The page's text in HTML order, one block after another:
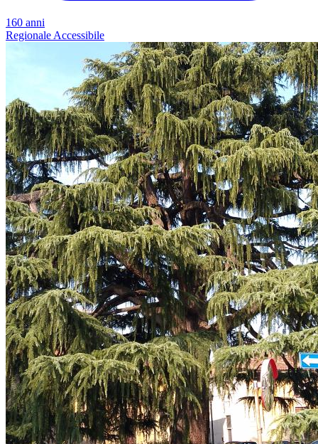
160 anni
Regionale Accessibile